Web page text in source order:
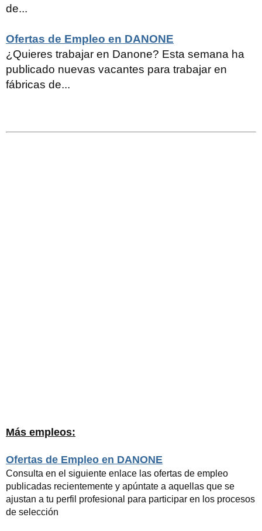
de...
Ofertas de Empleo en DANONE
¿Quieres trabajar en Danone? Esta semana ha
publicado nuevas vacantes para trabajar en
fábricas de...
Más empleos:
Ofertas de Empleo en DANONE
Consulta en el siguiente enlace las ofertas de empleo
publicadas recientemente y apúntate a aquellas que se
ajustan a tu perfil profesional para participar en los procesos
de selección